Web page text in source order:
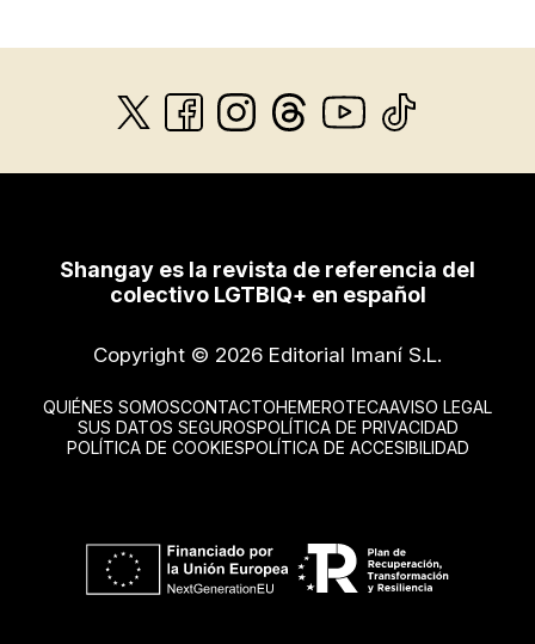
Shangay es la revista de referencia del
colectivo LGTBIQ+ en español
Copyright © 2026 Editorial Imaní S.L.
QUIÉNES SOMOSCONTACTOHEMEROTECAAVISO LEGAL
SUS DATOS SEGUROSPOLÍTICA DE PRIVACIDAD
POLÍTICA DE COOKIESPOLÍTICA DE ACCESIBILIDAD